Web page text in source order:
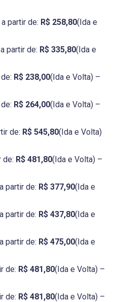
partir de: R$ 258,80(Ida e
partir de: R$ 335,80(Ida e
R$ 238,00(Ida e Volta) –
R$ 264,00(Ida e Volta) –
de: R$ 545,80(Ida e Volta)
de: R$ 481,80(Ida e Volta) –
partir de: R$ 377,90(Ida e
partir de: R$ 437,80(Ida e
partir de: R$ 475,00(Ida e
de: R$ 481,80(Ida e Volta) –
de: R$ 481,80(Ida e Volta) –